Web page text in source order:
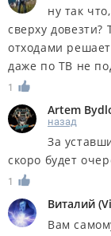
ну так
сверху
отходами
даже по ТВ не
1
Artem
назад
За
скоро будет
1
Виталий (
Вам